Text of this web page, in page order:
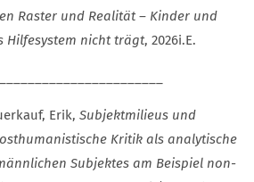
Raster und Realität – Kinder und
Hilfesystem nicht trägt, 2026i.E.
Erik, Subjektmilieus und
Kritik als analytische
Subjektes am Beispiel non-